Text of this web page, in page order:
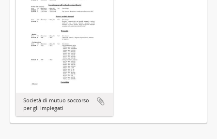
Società di mutuo soccorso
per gli impiegati